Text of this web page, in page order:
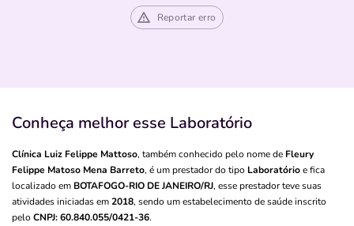
Reportar erro
Conheça melhor esse Laboratório
Clínica Luiz Felippe Mattoso, também conhecido pelo nome de Fleury
Felippe Matoso Mena Barreto, é um prestador do tipo Laboratórioe fica
localizado em BOTAFOGO-RIO DE JANEIRO/RJ, esse prestador teve suas
atividades iniciadas em2018, sendo um estabelecimento de saúde inscrito
pelo CNPJ: 60.840.055/0421-36.